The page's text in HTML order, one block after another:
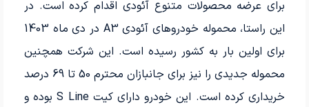
برای عرضه محصولات متنوع آئودی اقدام کرده است. در
این راستا، محموله خودروهای آئودی A3 در دی ماه 1403
برای اولین بار به کشور رسیده است. این شرکت همچنین
محموله جدیدی را نیز برای جانبازان محترم 50 تا 69 درصد
خریداری کرده است. این خودرو دارای کیت S Line بوده و